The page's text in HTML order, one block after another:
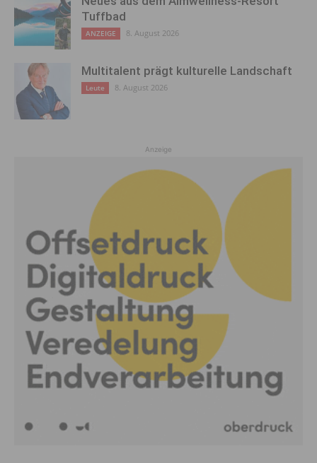
Tuffbad
ANZEIGE 8. August 2026
Multitalent prägt kulturelle Landschaft
Leute 8. August 2026
Anzeige